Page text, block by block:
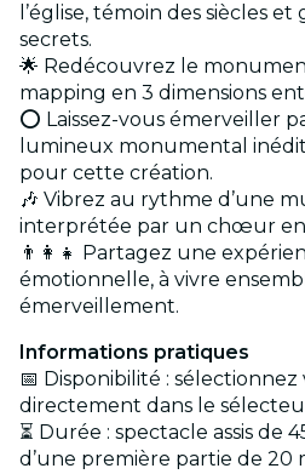
l’église, témoin des siècles
secrets.
🌟 Redécouvrez le
mapping en 3 dimensions
⭕️ Laissez-vous émerveiller
lumineux monumental
pour cette création.
🎶 Vibrez au rythme d’une
interprétée par un chœur en
👨‍👩‍👧 Partagez une
émotionnelle, à vivre
émerveillement.
Informations pratiques
📅 Disponibilité :
directement dans le
⏳ Durée : spectacle assis de
d’une première partie de 20